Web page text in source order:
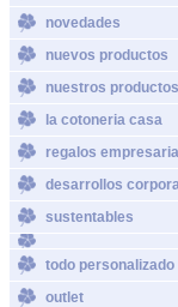
novedades
nuevos productos
nuestros productos
la cotoneria casa
regalos
desarrollos
sustentables
todo personalizado
outlet